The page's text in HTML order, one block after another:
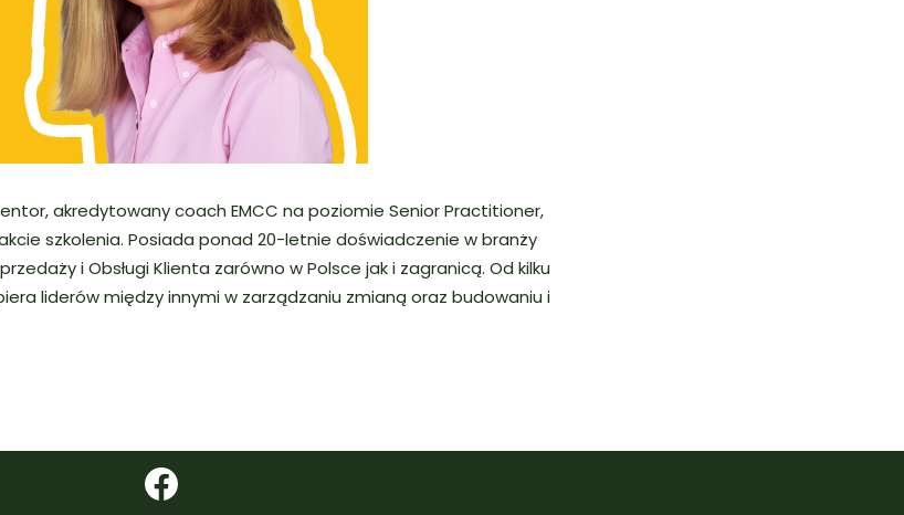
akredytowany coach EMCC na poziomie Senior Practitioner,
szkolenia. Posiada ponad 20-letnie doświadczenie w branży
i Obsługi Klienta zarówno w Polsce jak i zagranicą. Od kilku
liderów między innymi w zarządzaniu zmianą oraz budowaniu i